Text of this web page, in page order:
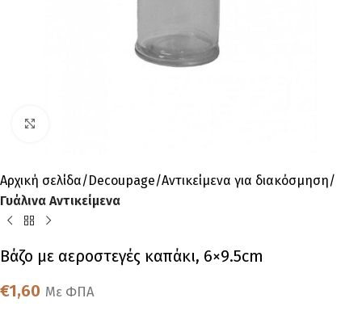
Αρχική σελίδα Decoupage Αντικείμενα για διακόσμηση
Γυάλινα Αντικείμενα
Βάζο με αεροστεγές καπάκι, 6×9.5cm
€1,60 Με ΦΠΑ